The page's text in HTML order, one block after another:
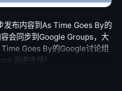
发布内容到As Time Goes By的
会同步到Google Groups，大
Goes By的Google讨论组
谢谢支持！